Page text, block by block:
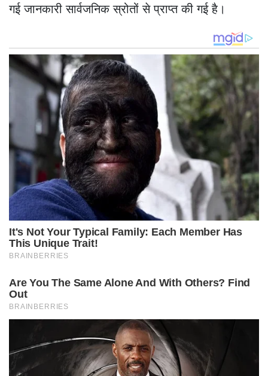
गई जानकारी सार्वजनिक स्रोतों से प्राप्त की गई है।